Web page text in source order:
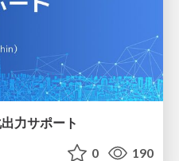
力サポート
0 190